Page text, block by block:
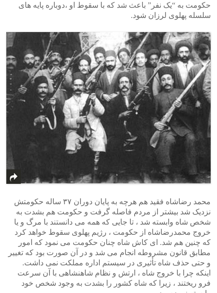
حکومت به “یک نفر” باعث شد که با سقوط او ،دوباره پایه های
سلسله پهلوی لرزان شود.
محمد رضاشاه فقید هم هرچه به پایان دوران ۳۷ ساله حکومتش
نزدیک شد بیشتر از مردم فاصله گرفت و حکومت هم بشدت به
شخص شاه وابسته شد ، تا جایی که همه می دانستند با مرگ و یا
خروج محمدرضاشاه از حکومت ، رژیم پهلوی سقوط خواهد کرد
که چنین هم شد. ای کاش شاه چنان حکومت می نمود که امور
مطابق قانون مشروطه انجام می شد و در آن صورت بود که تغییر
و حتی حذف شاه تأثیری در سیستم اداره مملکت نمی داشت.
اینکه چرا با خروج شاه ، ارتش و نظام شاهنشاهی با آن سرعت
فرو ریختند ، زیرا که شاه کشور را بشدت به وجود شخص خود